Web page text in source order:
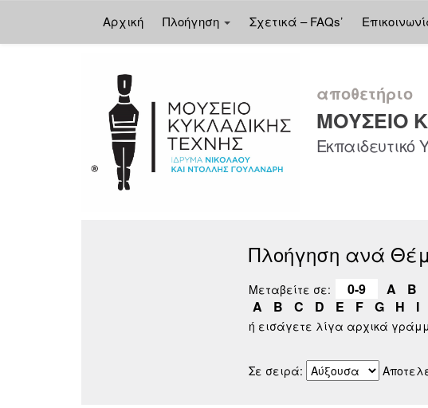
Αρχική Πλοήγηση Σχετικά – FAQs’
αποθετήριο
ΜΟΥΣΕΙΟ
Εκπαιδευτικό
Πλοήγηση ανά
Μεταβείτε σε: 0-9 Α Β
A
B C D E F G H I
ή εισάγετε λίγα αρχικά
Σε σειρά: